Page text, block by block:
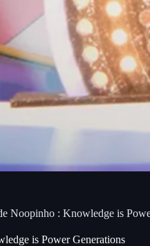
Noopinho : Knowledge is
is Power Generations